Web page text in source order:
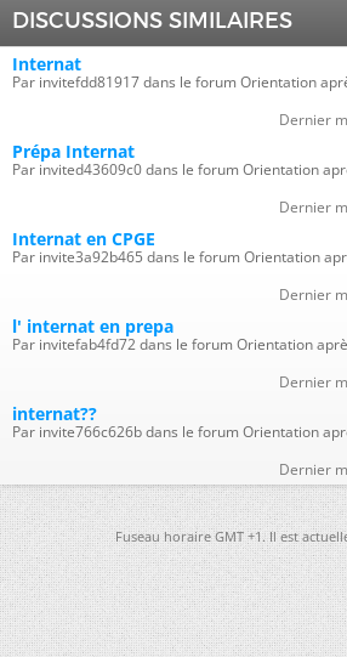
DISCUSSIONS SIMILAIRES
Internat
Par invitefdd81917 dans le forum Orientation
Dernier
Prépa Internat
Par invited43609c0 dans le forum Orientation
Dernier
Internat en CPGE
Par invite3a92b465 dans le forum Orientation
Dernier
l' internat en prepa
Par invitefab4fd72 dans le forum Orientation
Dernier
internat??
Par invite766c626b dans le forum Orientation
Dernier
Fuseau horaire GMT +1. Il est